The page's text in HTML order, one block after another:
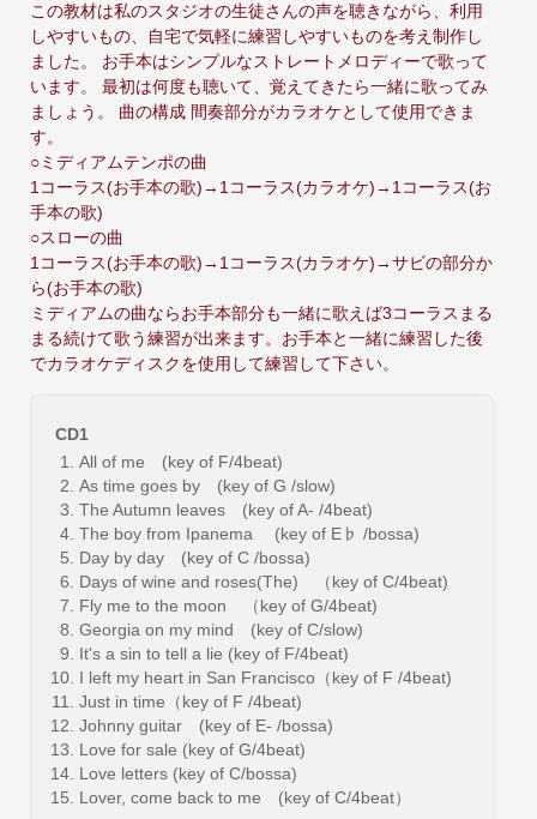
この教材は私のスタジオの生徒さんの声を聴きながら、利用
しやすいもの、自宅で気軽に練習しやすいものを考え制作し
ました。 お手本はシンプルなストレートメロディーで歌って
います。 最初は何度も聴いて、覚えてきたら一緒に歌ってみ
ましょう。 曲の構成 間奏部分がカラオケとして使用できま
す。
○ミディアムテンポの曲
1コーラス(お手本の歌)→1コーラス(カラオケ)→1コーラス(お
手本の歌)
○スローの曲
1コーラス(お手本の歌)→1コーラス(カラオケ)→サビの部分か
ら(お手本の歌)
ミディアムの曲ならお手本部分も一緒に歌えば3コーラスまる
まる続けて歌う練習が出来ます。お手本と一緒に練習した後
でカラオケディスクを使用して練習して下さい。
CD1
All of me (key of F/4beat)
As time goes by (key of G /slow)
The Autumn leaves (key of A- /4beat)
The boy from Ipanema (key of E♭ /bossa)
Day by day (key of C /bossa)
Days of wine and roses(The) （key of C/4beat)
Fly me to the moon （key of G/4beat)
Georgia on my mind (key of C/slow)
It's a sin to tell a lie (key of F/4beat)
I left my heart in San Francisco（key of F /4beat)
Just in time（key of F /4beat)
Johnny guitar (key of E- /bossa)
Love for sale (key of G/4beat)
Love letters (key of C/bossa)
Lover, come back to me (key of C/4beat）